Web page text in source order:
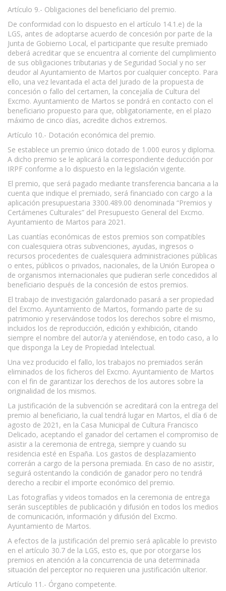
Artículo 9.- Obligaciones del beneficiario del premio.
De conformidad con lo dispuesto en el artículo 14.1.e) de la
LGS, antes de adoptarse acuerdo de concesión por parte de la
Junta de Gobierno Local, el participante que resulte premiado
deberá acreditar que se encuentra al corriente del cumplimiento
de sus obligaciones tributarias y de Seguridad Social y no ser
deudor al Ayuntamiento de Martos por cualquier concepto. Para
ello, una vez levantada el acta del Jurado de la propuesta de
concesión o fallo del certamen, la concejalía de Cultura del
Excmo. Ayuntamiento de Martos se pondrá en contacto con el
beneficiario propuesto para que, obligatoriamente, en el plazo
máximo de cinco días, acredite dichos extremos.
Artículo 10.- Dotación económica del premio.
Se establece un premio único dotado de 1.000 euros y diploma.
A dicho premio se le aplicará la correspondiente deducción por
IRPF conforme a lo dispuesto en la legislación vigente.
El premio, que será pagado mediante transferencia bancaria a la
cuenta que indique el premiado, será financiado con cargo a la
aplicación presupuestaria 3300.489.00 denominada “Premios y
Certámenes Culturales” del Presupuesto General del Excmo.
Ayuntamiento de Martos para 2021.
Las cuantías económicas de estos premios son compatibles
con cualesquiera otras subvenciones, ayudas, ingresos o
recursos procedentes de cualesquiera administraciones públicas
o entes, públicos o privados, nacionales, de la Unión Europea o
de organismos internacionales que pudieran serle concedidos al
beneficiario después de la concesión de estos premios.
El trabajo de investigación galardonado pasará a ser propiedad
del Excmo. Ayuntamiento de Martos, formando parte de su
patrimonio y reservándose todos los derechos sobre el mismo,
incluidos los de reproducción, edición y exhibición, citando
siempre el nombre del autor/a y ateniéndose, en todo caso, a lo
que disponga la Ley de Propiedad Intelectual.
Una vez producido el fallo, los trabajos no premiados serán
eliminados de los ficheros del Excmo. Ayuntamiento de Martos
con el fin de garantizar los derechos de los autores sobre la
originalidad de los mismos.
La justificación de la subvención se acreditará con la entrega del
premio al beneficiario, la cual tendrá lugar en Martos, el día 6 de
agosto de 2021, en la Casa Municipal de Cultura Francisco
Delicado, aceptando el ganador del certamen el compromiso de
asistir a la ceremonia de entrega, siempre y cuando su
residencia esté en España. Los gastos de desplazamiento
correrán a cargo de la persona premiada. En caso de no asistir,
seguirá ostentando la condición de ganador pero no tendrá
derecho a recibir el importe económico del premio.
Las fotografías y videos tomados en la ceremonia de entrega
serán susceptibles de publicación y difusión en todos los medios
de comunicación, información y difusión del Excmo.
Ayuntamiento de Martos.
A efectos de la justificación del premio será aplicable lo previsto
en el artículo 30.7 de la LGS, esto es, que por otorgarse los
premios en atención a la concurrencia de una determinada
situación del perceptor no requieren una justificación ulterior.
Artículo 11.- Órgano competente.